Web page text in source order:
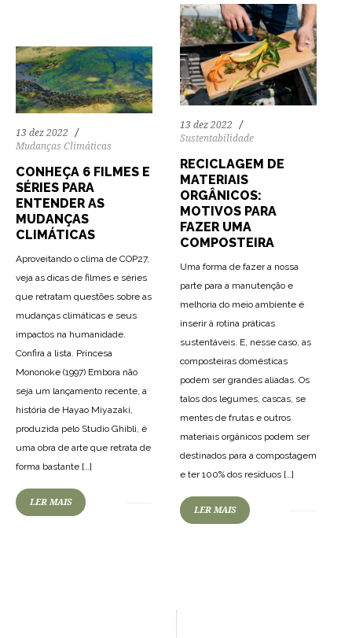
13 dez 2022
Sustentabilidade
RECICLAGEM DE
MATERIAIS
ORGÂNICOS:
MOTIVOS PARA
FAZER UMA
COMPOSTEIRA
Uma forma de fazer a nossa
parte para a manutenção e
melhoria do meio ambiente é
inserir à rotina práticas
sustentáveis. E, nesse caso, as
composteiras domésticas
podem ser grandes aliadas. Os
talos dos legumes, cascas, se
mentes de frutas e outros
materiais orgânicos podem ser
destinados para a compostagem
e ter 100% dos resíduos […]
LER MAIS
13 dez 2022
Mudanças Climáticas
CONHEÇA 6 FILMES E
SÉRIES PARA
ENTENDER AS
MUDANÇAS
CLIMÁTICAS
Aproveitando o clima de COP27,
veja as dicas de filmes e séries
que retratam questões sobre as
mudanças climáticas e seus
impactos na humanidade.
Confira a lista. Princesa
Mononoke (1997) Embora não
seja um lançamento recente, a
história de Hayao Miyazaki,
produzida pelo Studio Ghibli, é
uma obra de arte que retrata de
forma bastante […]
LER MAIS